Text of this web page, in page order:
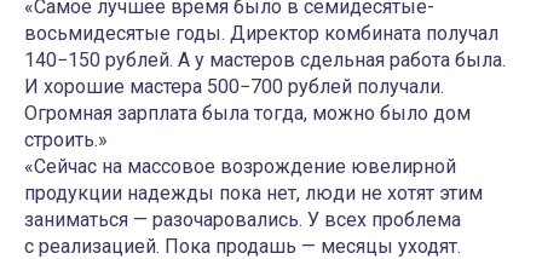
«Самое лучшее время было в семидесятые-
восьмидесятые годы. Директор комбината получал
140−150 рублей. А у мастеров сдельная работа была.
И хорошие мастера 500−700 рублей получали.
Огромная зарплата была тогда, можно было дом
строить.»
«Сейчас на массовое возрождение ювелирной
продукции надежды пока нет, люди не хотят этим
заниматься — разочаровались. У всех проблема
с реализацией. Пока продашь — месяцы уходят.